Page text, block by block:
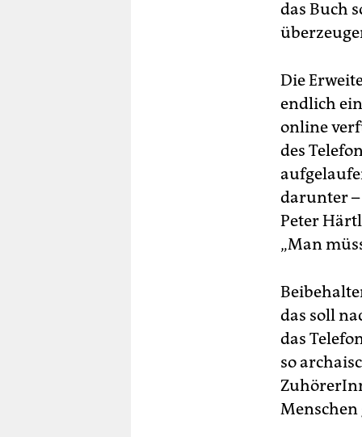
das Buch
Die
endlich
online
des
darunter –
Peter
„Man
das soll
das
so
Menschen